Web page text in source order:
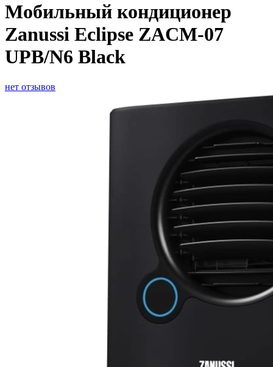
Мобильный кондиционер
Zanussi Eclipse ZACM-07
UPB/N6 Black
нет отзывов